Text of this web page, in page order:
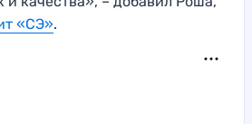
«СЭ».